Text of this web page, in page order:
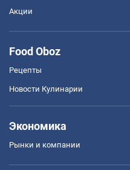
Акции
Food Oboz
Рецепты
Новости Кулинарии
Экономика
Рынки и компании